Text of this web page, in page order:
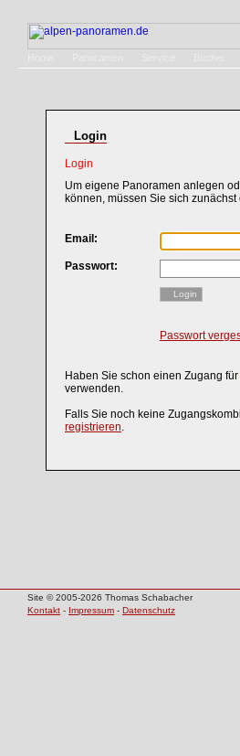
Login
Login
Um eigene Panoramen anlegen
können, müssen Sie sich
Email:
Passwort:
Login
Passwort
Haben Sie schon einen Zugang für
verwenden.
Falls Sie noch keine
registrieren.
Site © 2005-2026 Thomas Schabacher
Kontakt - Impressum - Datenschutz